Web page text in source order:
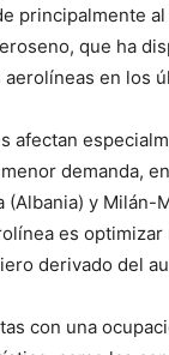
principalmente
que ha
en los
afectan
demanda,
(Albania) y Milán-
es
derivado del
con una